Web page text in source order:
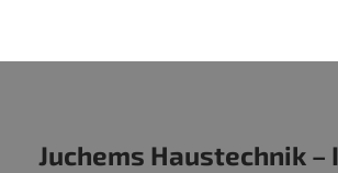
Juchems Haustechnik –